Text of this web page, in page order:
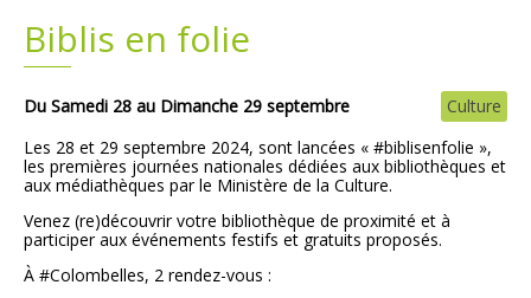
Biblis en folie
Du Samedi 28 au Dimanche 29 septembre
Culture
Les 28 et 29 septembre 2024, sont lancées « #biblisenfolie »,
les premières journées nationales dédiées aux bibliothèques et
aux médiathèques par le Ministère de la Culture.
Venez (re)découvrir votre bibliothèque de proximité et à
participer aux événements festifs et gratuits proposés.
À #Colombelles, 2 rendez-vous :
Plans
Demandes légales
Emploi
Marchés publics
Grands projets